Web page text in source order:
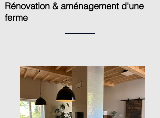
Rénovation & aménagement d'une
ferme